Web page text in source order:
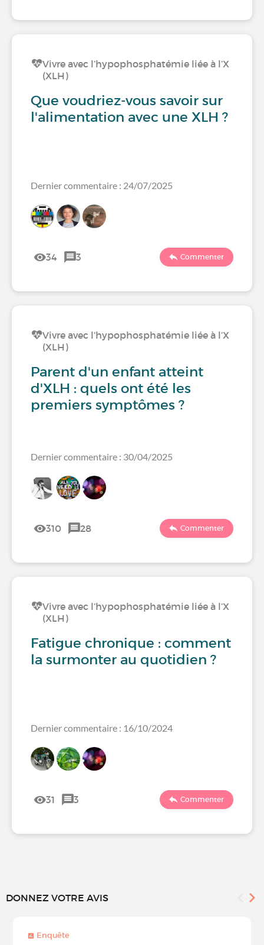
Vivre avec l’hypophosphatémie liée à l’X
(XLH)
Que voudriez-vous savoir sur
l'alimentation avec une XLH ?
Dernier commentaire : 24/07/2025
34 3 Commenter
Vivre avec l’hypophosphatémie liée à l’X
(XLH)
Parent d'un enfant atteint
d'XLH : quels ont été les
premiers symptômes ?
Dernier commentaire : 30/04/2025
310 28 Commenter
Vivre avec l’hypophosphatémie liée à l’X
(XLH)
Fatigue chronique : comment
la surmonter au quotidien ?
Dernier commentaire : 16/10/2024
31 3 Commenter
DONNEZ VOTRE AVIS
Enquête